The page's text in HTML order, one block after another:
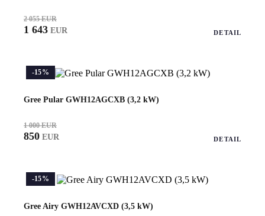
2 055 EUR
1 643 EUR DETAIL
-15%
Gree Pular GWH12AGCXB (3,2 kW)
1 000 EUR
850 EUR DETAIL
-15%
Gree Airy GWH12AVCXD (3,5 kW)